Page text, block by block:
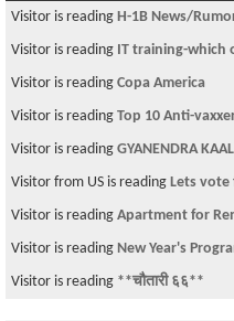
Visitor is reading H-1B News/
Visitor is reading IT training-which
Visitor is reading Copa America
Visitor is reading Top 10 Anti-
Visitor is reading GYANENDRA
Visitor from US is reading Lets vote
Visitor is reading Apartment for
Visitor is reading New Year's
Visitor is reading **चौतारी ६६**